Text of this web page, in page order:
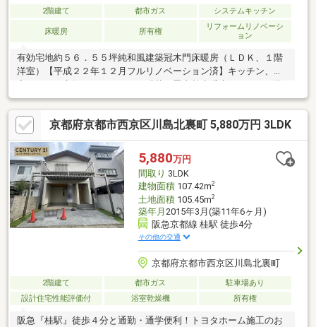
2階建て 都市ガス システムキッチン
床暖房 所有権
リフォームリノベーシ
ョン
有効宅地約５６．５５坪純和風建築冠木門床暖房（ＬＤＫ、１階
洋室）【平成２２年１２月フルリノベーション済】キッチン、浴
洋室)新設、建具交換、クロス張替バルコニー新設、収納棚・食器
棚造作etc～周辺施設～フレスコ墨染店まで約２３０ｍデイリーヤ
マザキ京都伏見稲荷大社前店まで約３５０ｍドラッグユタカ伏見
稲荷店まで約４３０ｍ稲荷小学校まで約７２０ｍ深草中学校まで
約１２６０ｍ
京都府京都市西京区川島北裏町 5,880万円 3LDK
5,880万円
間取り 3LDK
建物面積107.42m2
土地面積105.45m2
築年月 2015年3月(築11年6ヶ月)
阪急京都線 桂駅 徒歩4分
その他の交通
京都府京都市西京区川島北裏町
2階建て 都市ガス
駐車場あり
設計住宅性能評価付
浴室乾燥機 所有権
阪急『桂駅』徒歩４分と通勤・通学便利！トヨタホーム施工のお